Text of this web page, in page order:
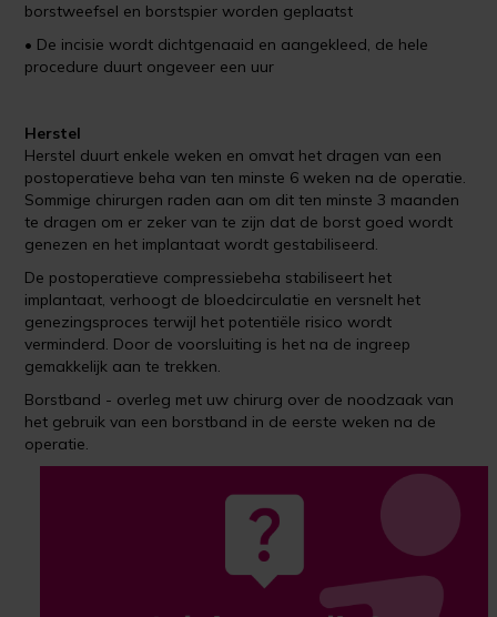
borstweefsel en borstspier worden geplaatst
• De incisie wordt dichtgenaaid en aangekleed, de hele
procedure duurt ongeveer een uur
Herstel
Herstel duurt enkele weken en omvat het dragen van een
postoperatieve beha van ten minste 6 weken na de operatie.
Sommige chirurgen raden aan om dit ten minste 3 maanden
te dragen om er zeker van te zijn dat de borst goed wordt
genezen en het implantaat wordt gestabiliseerd.
De postoperatieve compressiebeha stabiliseert het
implantaat, verhoogt de bloedcirculatie en versnelt het
genezingsproces terwijl het potentiële risico wordt
verminderd. Door de voorsluiting is het na de ingreep
gemakkelijk aan te trekken.
Borstband - overleg met uw chirurg over de noodzaak van
het gebruik van een borstband in de eerste weken na de
operatie.